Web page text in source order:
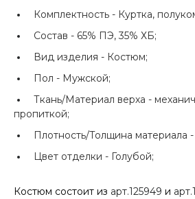
Комплектность - Куртка,
Состав - 65% ПЭ, 35% ХБ;
Вид изделия - Костюм;
Пол - Мужской;
Ткань/Материал верха -
пропиткой;
Плотность/Толщина материала -
Цвет отделки - Голубой;
Костюм состоит из арт.125949 и